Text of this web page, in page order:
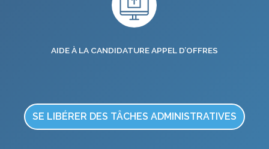
AIDE À LA CANDIDATURE APPEL D’OFFRES
SE LIBÉRER DES TÂCHES ADMINISTRATIVES